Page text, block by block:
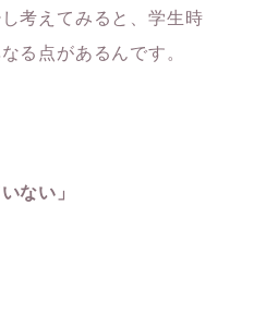
考えてみると、学生時
る点があるんです。
ない」